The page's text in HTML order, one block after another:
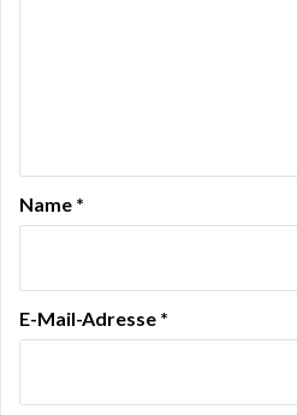
Name *
E-Mail-Adresse *